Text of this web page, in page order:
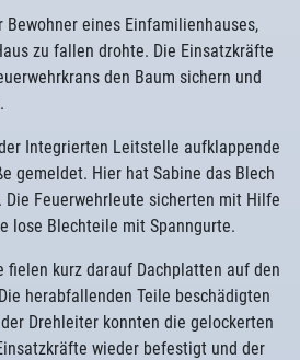
Bewohner eines Einfamilienhauses,
zu fallen drohte. Die Einsatzkräfte
den Baum sichern und
Integrierten Leitstelle aufklappende
gemeldet. Hier hat Sabine das Blech
Die Feuerwehrleute sicherten mit Hilfe
lose Blechteile mit Spanngurte.
fielen kurz darauf Dachplatten auf den
herabfallenden Teile beschädigten
Drehleiter konnten die gelockerten
wieder befestigt und der